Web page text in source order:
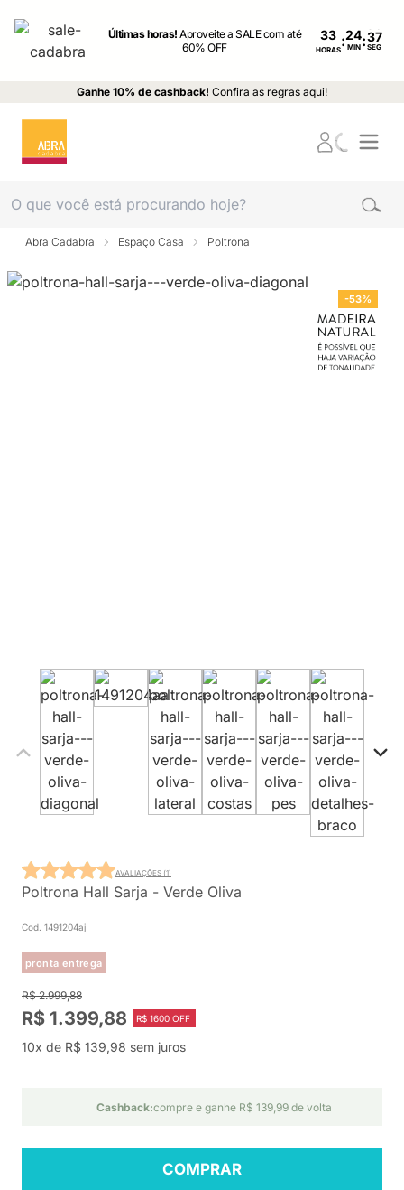
Últimas horas!Aproveite a SALE com até
60% OFF
33
HORAS: MIN : SEG
Ganhe 10% de cashback! Confira as regras aqui!
Abra Cadabra Espaço Casa Poltrona
-53%
Poltrona Hall Sarja - Verde Oliva
Cod. 1491204aj
pronta entrega
AVALIAÇÕES (1)
R$ 2.999,88
R$ 1.399,88 R$ 1600 OFF
10x de R$ 139,98 sem juros
Cashback:compre e ganhe R$ 139,99 de volta
COMPRAR